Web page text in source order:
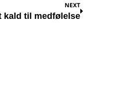
NEXT
kald til medfølelse